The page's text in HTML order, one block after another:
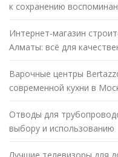
к сохранению
Интернет-магазин
Алматы: всё для
Варочные центры
современной кухни в
Отводы для
выбору и использованию